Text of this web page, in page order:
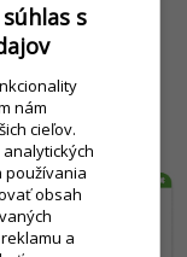
s
nám
cieľov.
používania
obsah
a